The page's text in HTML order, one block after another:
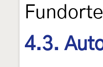
4.3.